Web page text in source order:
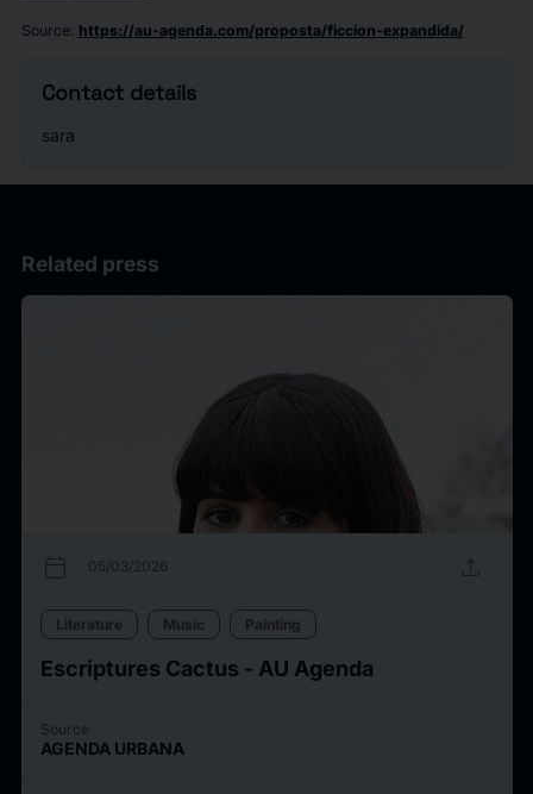
Source: https://au-agenda.com/proposta/ficcion-expandida/
Contact details
sara
Related press
calendar_today 05/03/2026 upload
Literature Music Painting
Escriptures Cactus - AU Agenda
Source
AGENDA URBANA